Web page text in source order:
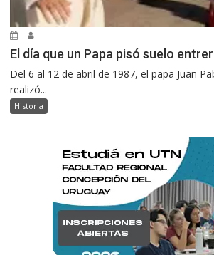
El día que un Papa pisó suelo
Del 6 al 12 de abril de 1987, el papa Juan
realizó...
Historia